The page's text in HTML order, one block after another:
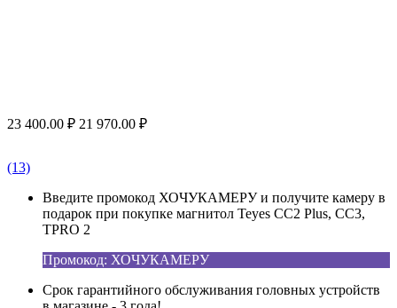
23 400.00 ₽ 21 970.00 ₽
(13)
Введите промокод ХОЧУКАМЕРУ и получите камеру в
подарок при покупке магнитол Teyes CC2 Plus, CC3,
TPRO 2
Промокод: ХОЧУКАМЕРУ
Срок гарантийного обслуживания головных устройств